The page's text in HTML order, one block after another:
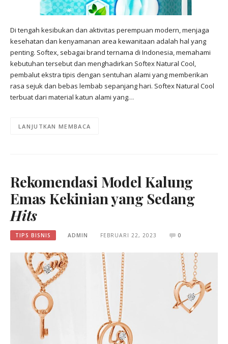
Di tengah kesibukan dan aktivitas perempuan modern, menjaga
kesehatan dan kenyamanan area kewanitaan adalah hal yang
penting. Softex, sebagai brand ternama di Indonesia, memahami
kebutuhan tersebut dan menghadirkan Softex Natural Cool,
pembalut ekstra tipis dengan sentuhan alami yang memberikan
rasa sejuk dan bebas lembab sepanjang hari. Softex Natural Cool
terbuat dari material katun alami yang…
LANJUTKAN MEMBACA
Rekomendasi Model Kalung
Emas Kekinian yang Sedang
Hits
TIPS BISNIS ADMIN FEBRUARI 22, 2023 0